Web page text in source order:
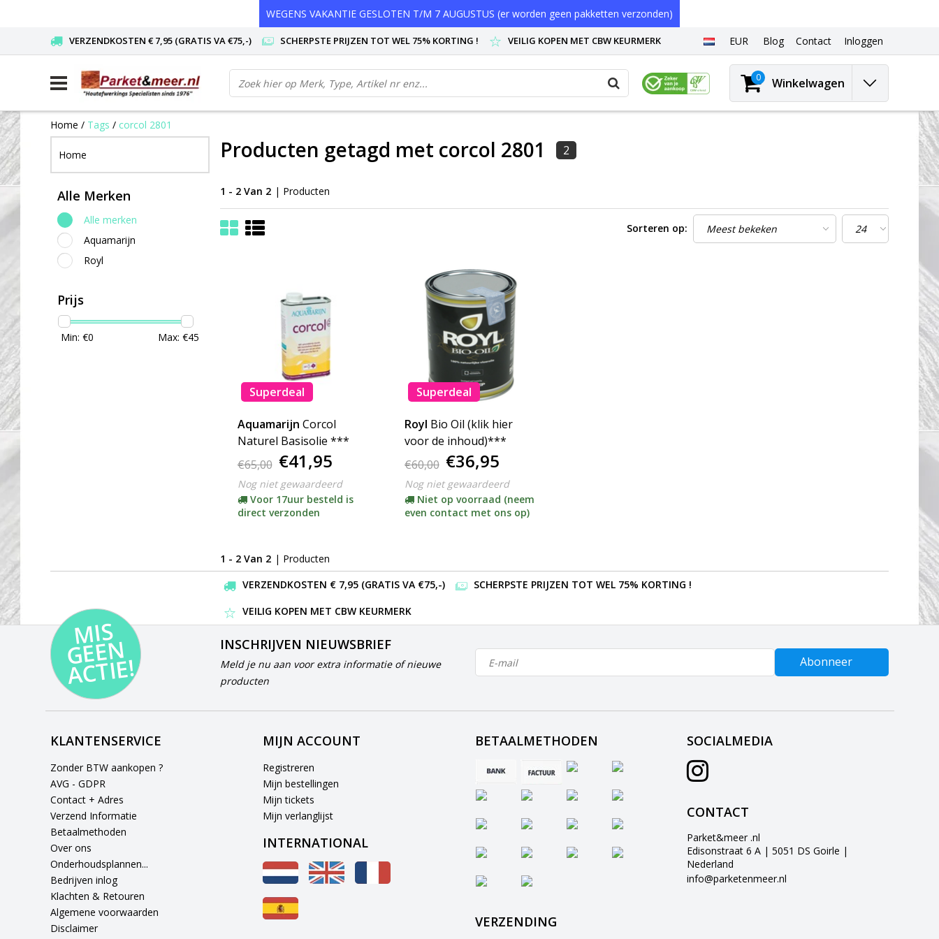
WEGENS VAKANTIE GESLOTEN T/M 7 AUGUSTUS (er worden geen pakketten verzonden)
VERZENDKOSTEN € 7,95 (GRATIS VA €75,-) SCHERPSTE PRIJZEN TOT WEL 75% KORTING ! VEILIG KOPEN MET CBW KEURMERK EUR Blog Contact Inloggen
0 Winkelwagen
Home / Tags / corcol 2801
Home
Alle Merken
Alle merken
Aquamarijn
Royl
Prijs
Min: €0 Max: €45
Producten getagd met corcol 2801 2
1 - 2 Van 2 | Producten
Sorteren op:
Superdeal
Aquamarijn Corcol
Naturel Basisolie ***
€65,00 €41,95
Nog niet gewaardeerd
Voor 17uur besteld is
direct verzonden
Superdeal
Royl Bio Oil (klik hier
voor de inhoud)***
€60,00 €36,95
Nog niet gewaardeerd
Niet op voorraad (neem
even contact met ons op)
1 - 2 Van 2 | Producten
VERZENDKOSTEN € 7,95 (GRATIS VA €75,-)
SCHERPSTE PRIJZEN TOT WEL 75% KORTING !
VEILIG KOPEN MET CBW KEURMERK
MI
S
G
E
E
N
A
C
TI
E!
INSCHRIJVEN NIEUWSBRIEF
Meld je nu aan voor extra informatie of nieuwe
producten
Abonneer
KLANTENSERVICE
Zonder BTW aankopen ?
AVG - GDPR
Contact + Adres
Verzend Informatie
Betaalmethoden
Over ons
Onderhoudsplannen...
Bedrijven inlog
Klachten & Retouren
Algemene voorwaarden
Disclaimer
MIJN ACCOUNT
Registreren
Mijn bestellingen
Mijn tickets
Mijn verlanglijst
INTERNATIONAL
BETAALMETHODEN
VERZENDING
SOCIALMEDIA
CONTACT
Parket&meer .nl
Edisonstraat 6 A | 5051 DS Goirle |
Nederland
info@parketenmeer.nl